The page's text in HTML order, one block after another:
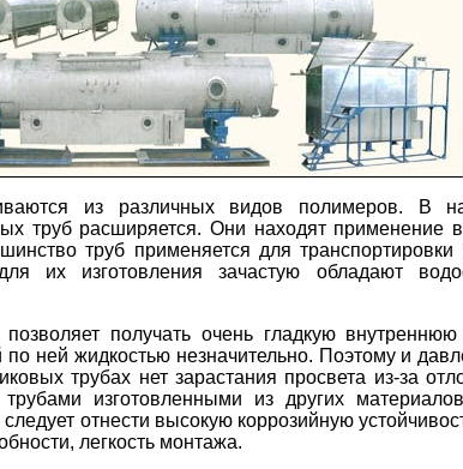
из различных видов полимеров. В
труб расширяется. Они находят применение
труб применяется для транспортировки
их изготовления зачастую обладают
позволяет получать очень гладкую
ней жидкостью незначительно. Поэтому и
трубах нет зарастания просвета из-за
изготовленными из других
отнести высокую коррозийную
легкость монтажа.